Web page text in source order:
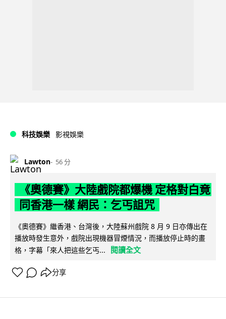
科技娛樂 影視娛樂
Lawton 56 分
《奧德賽》大陸戲院都爆機 定格對白竟
同香港一樣 網民：乞丐詛咒
《奧德賽》繼香港、台灣後，大陸蘇州戲院 8 月 9 日亦傳出在
播放時發生意外，戲院出現機器冒煙情況，而播放停止時的畫
格，字幕「來人把這些乞丐...
閱讀全文
分享